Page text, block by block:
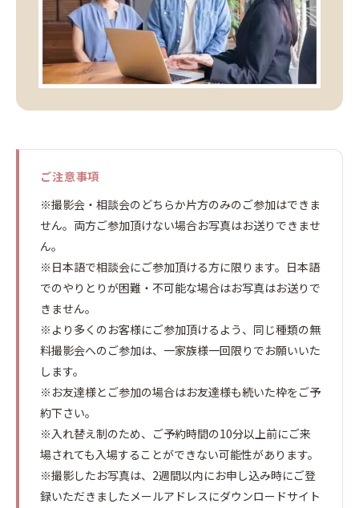
ご注意事項
※撮影会・相談会のどちらか片方のみのご参加はできま
せん。両方ご参加頂けない場合お写真はお送りできませ
ん。
※日本語で相談会にご参加頂ける方に限ります。日本語
でのやりとりが困難・不可能な場合はお写真はお送りで
きません。
※より多くのお客様にご参加頂けるよう、同じ種類の無
料撮影会へのご参加は、一家族様一回限りでお願いいた
します。
※お友達様とご参加の場合はお友達様も続いた枠をご予
約下さい。
※入れ替え制のため、ご予約時間の10分以上前にご来
場されても入場することができない可能性があります。
※撮影したお写真は、2週間以内にお申し込み時にご登
録いただきましたメールアドレスにダウンロードサイト